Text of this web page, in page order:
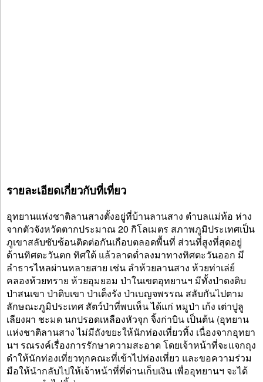
รายละเอียดเกี่ยวกับที่เที่ยว
อุทยานแห่งชาติลานสางตั้งอยู่ที่บ้านลานสาง ตำบลแม่ท้อ ห่าง
จากตัวจังหวัดตากประมาณ 20 กิโลเมตร สภาพภูมิประเทศเป็น
ภูเขาสลับซับซ้อนติดต่อกันเกือบตลอดพื้นที่ ส่วนที่สูงที่สุดอยู่
ด้านทิศตะวันตก ทิศใต้ แล้วลาดต่ำลงมาทางทิศตะวันออก มี
ลำธารไหลผ่านหลายสาย เช่น ลำห้วยลานสาง ห้วยท่าเล่ย์
คลองห้วยทราย ห้วยอุมยอม ป่าในเขตอุทยานฯ มีทั้งป่าดงดิบ
ป่าสนเขา ป่าดิบเขา ป่าเต็งรัง ป่าเบญจพรรณ สลับกันไปตาม
ลักษณะภูมิประเทศ สัตว์ป่าที่พบเห็น ได้แก่ หมูป่า เก้ง เต่าปูลู
เลียงผา ชะมด นกปรอดเหลืองหัวจุก จิ้งก่าบิน เป็นต้น (อุทยาน
แห่งชาติลานสาง ไม่มีถังขยะให้นักท่องเที่ยวทิ้ง เนื่องจากอุทยา
นฯ รณรงค์เรื่องการรักษาความสะอาด โดยเจ้าหน้าที่จะแจกถุง
ดำให้นักท่องเที่ยวทุกคณะที่เข้าไปท่องเที่ยว และขอความร่วม
มือให้นำกลับไปให้เจ้าหน้าที่ที่ด่านเก็บเงิน เพื่ออุทยานฯ จะได้